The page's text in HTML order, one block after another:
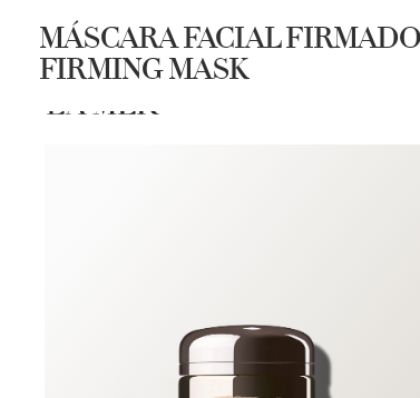
MÁSCARA FACIAL
FIRMING MASK